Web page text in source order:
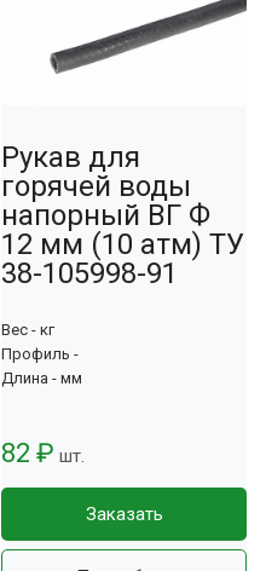
Рукав для
горячей воды
напорный ВГ Ф
12 мм (10 атм) ТУ
38-105998-91
Вес - кг
Профиль -
Длина - мм
82 ₽ шт.
Заказать